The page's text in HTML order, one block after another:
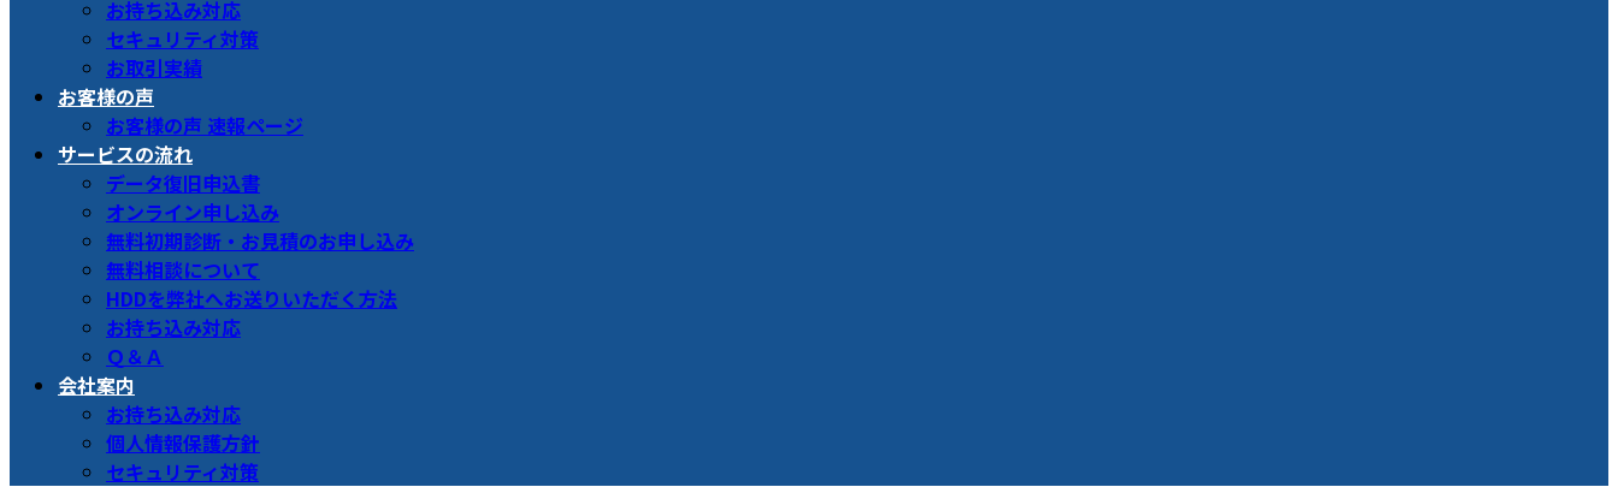
お持ち込み対応
セキュリティ対策
お取引実績
お客様の声
お客様の声 速報ページ
サービスの流れ
データ復旧申込書
オンライン申し込み
無料初期診断・お見積のお申し込み
無料相談について
HDDを弊社へお送りいただく方法
お持ち込み対応
Ｑ＆Ａ
会社案内
お持ち込み対応
個人情報保護方針
セキュリティ対策